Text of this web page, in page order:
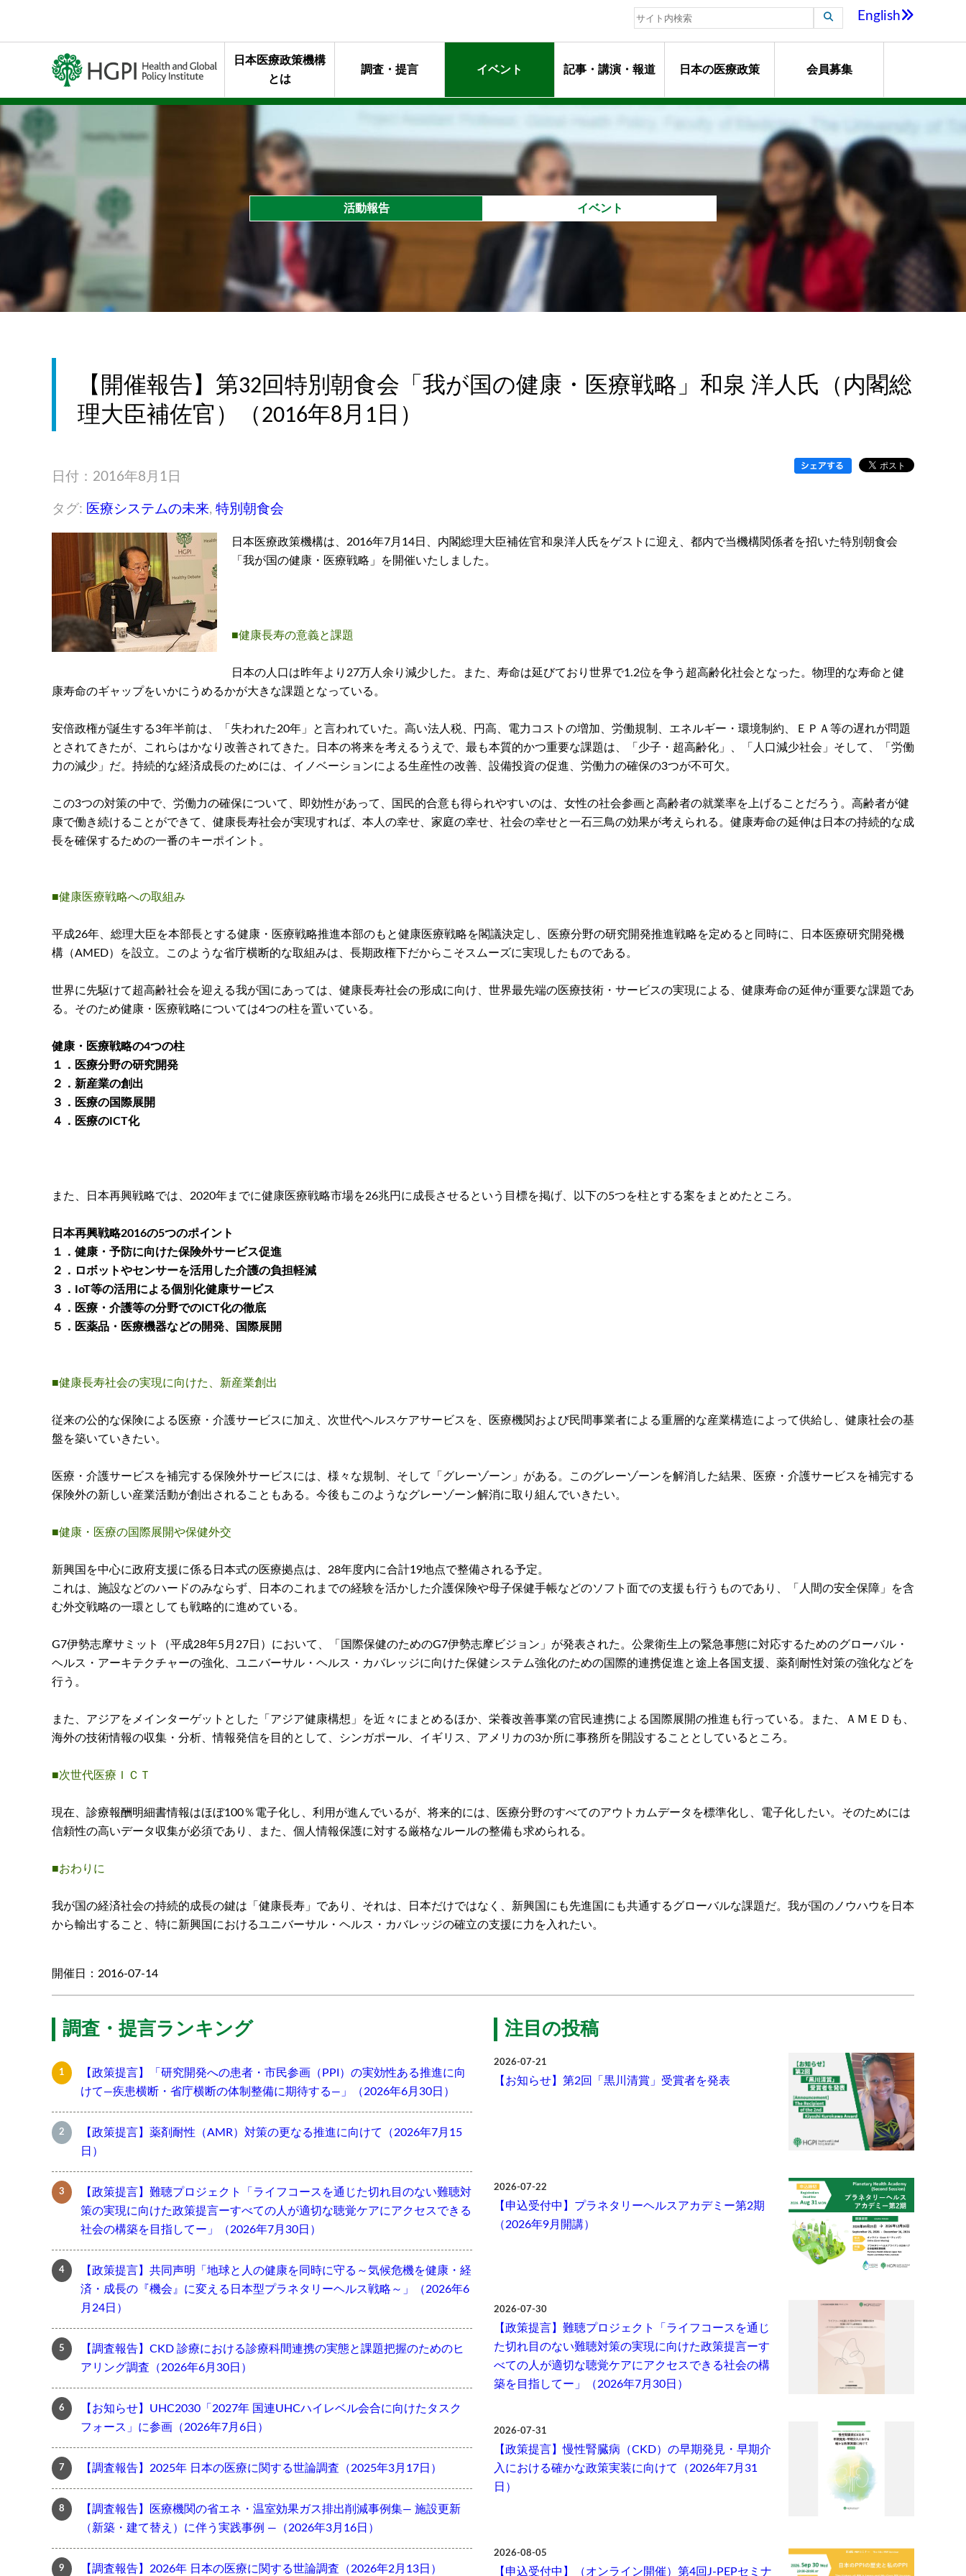
English
日本医療政策機構
とは
ミッション・行動指針
代表理事メッセージ
終身名誉チェアマンメッセージ
組織概要
年報・最近の活動
HGPIを支えるプロフェッショナル達
スタッフの声
HGPIのあゆみ
黒川清賞
調査・提言 イベント 記事・講演・報道 日本の医療政策 会員募集
活動報告 イベント
【開催報告】第32回特別朝食会「我が国の健康・医療戦略」和泉 洋人氏（内閣総
理大臣補佐官）（2016年8月1日）
日付：2016年8月1日
タグ: 医療システムの未来, 特別朝食会
日本医療政策機構は、2016年7月14日、内閣総理大臣補佐官和泉洋人氏をゲストに迎え、都内で当機構関係者を招いた特別朝食会
「我が国の健康・医療戦略」を開催いたしました。
■健康長寿の意義と課題
日本の人口は昨年より27万人余り減少した。また、寿命は延びており世界で1.2位を争う超高齢化社会となった。物理的な寿命と健
康寿命のギャップをいかにうめるかが大きな課題となっている。
安倍政権が誕生する3年半前は、「失われた20年」と言われていた。高い法人税、円高、電力コストの増加、労働規制、エネルギー・環境制約、ＥＰＡ等の遅れが問題
とされてきたが、これらはかなり改善されてきた。日本の将来を考えるうえで、最も本質的かつ重要な課題は、「少子・超高齢化」、「人口減少社会」そして、「労働
力の減少」だ。持続的な経済成長のためには、イノベーションによる生産性の改善、設備投資の促進、労働力の確保の3つが不可欠。
この3つの対策の中で、労働力の確保について、即効性があって、国民的合意も得られやすいのは、女性の社会参画と高齢者の就業率を上げることだろう。高齢者が健
康で働き続けることができて、健康長寿社会が実現すれば、本人の幸せ、家庭の幸せ、社会の幸せと一石三鳥の効果が考えられる。健康寿命の延伸は日本の持続的な成
長を確保するための一番のキーポイント。
■健康医療戦略への取組み
平成26年、総理大臣を本部長とする健康・医療戦略推進本部のもと健康医療戦略を閣議決定し、医療分野の研究開発推進戦略を定めると同時に、日本医療研究開発機
構（AMED）を設立。このような省庁横断的な取組みは、長期政権下だからこそスムーズに実現したものである。
世界に先駆けて超高齢社会を迎える我が国にあっては、健康長寿社会の形成に向け、世界最先端の医療技術・サービスの実現による、健康寿命の延伸が重要な課題であ
る。そのため健康・医療戦略については4つの柱を置いている。
健康・医療戦略の4つの柱
１．医療分野の研究開発
２．新産業の創出
３．医療の国際展開
４．医療のICT化
また、日本再興戦略では、2020年までに健康医療戦略市場を26兆円に成長させるという目標を掲げ、以下の5つを柱とする案をまとめたところ。
日本再興戦略2016の5つのポイント
１．健康・予防に向けた保険外サービス促進
２．ロボットやセンサーを活用した介護の負担軽減
３．IoT等の活用による個別化健康サービス
４．医療・介護等の分野でのICT化の徹底
５．医薬品・医療機器などの開発、国際展開
■健康長寿社会の実現に向けた、新産業創出
従来の公的な保険による医療・介護サービスに加え、次世代ヘルスケアサービスを、医療機関および民間事業者による重層的な産業構造によって供給し、健康社会の基
盤を築いていきたい。
医療・介護サービスを補完する保険外サービスには、様々な規制、そして「グレーゾーン」がある。このグレーゾーンを解消した結果、医療・介護サービスを補完する
保険外の新しい産業活動が創出されることもある。今後もこのようなグレーゾーン解消に取り組んでいきたい。
■健康・医療の国際展開や保健外交
新興国を中心に政府支援に係る日本式の医療拠点は、28年度内に合計19地点で整備される予定。
これは、施設などのハードのみならず、日本のこれまでの経験を活かした介護保険や母子保健手帳などのソフト面での支援も行うものであり、「人間の安全保障」を含
む外交戦略の一環としても戦略的に進めている。
G7伊勢志摩サミット（平成28年5月27日）において、「国際保健のためのG7伊勢志摩ビジョン」が発表された。公衆衛生上の緊急事態に対応するためのグローバル・
ヘルス・アーキテクチャーの強化、ユニバーサル・ヘルス・カバレッジに向けた保健システム強化のための国際的連携促進と途上各国支援、薬剤耐性対策の強化などを
行う。
また、アジアをメインターゲットとした「アジア健康構想」を近々にまとめるほか、栄養改善事業の官民連携による国際展開の推進も行っている。また、ＡＭＥＤも、
海外の技術情報の収集・分析、情報発信を目的として、シンガポール、イギリス、アメリカの3か所に事務所を開設することとしているところ。
■次世代医療ＩＣＴ
現在、診療報酬明細書情報はほぼ100％電子化し、利用が進んでいるが、将来的には、医療分野のすべてのアウトカムデータを標準化し、電子化したい。そのためには
信頼性の高いデータ収集が必須であり、また、個人情報保護に対する厳格なルールの整備も求められる。
■おわりに
我が国の経済社会の持続的成長の鍵は「健康長寿」であり、それは、日本だけではなく、新興国にも先進国にも共通するグローバルな課題だ。我が国のノウハウを日本
から輸出すること、特に新興国におけるユニバーサル・ヘルス・カバレッジの確立の支援に力を入れたい。
開催日：2016-07-14
調査・提言ランキング
【政策提言】「研究開発への患者・市民参画（PPI）の実効性ある推進に向
けて―疾患横断・省庁横断の体制整備に期待する―」（2026年6月30日）
【政策提言】薬剤耐性（AMR）対策の更なる推進に向けて（2026年7月15
日）
【政策提言】難聴プロジェクト「ライフコースを通じた切れ目のない難聴対
策の実現に向けた政策提言ーすべての人が適切な聴覚ケアにアクセスできる
社会の構築を目指してー」（2026年7月30日）
【政策提言】共同声明「地球と人の健康を同時に守る～気候危機を健康・経
済・成長の『機会』に変える日本型プラネタリーヘルス戦略～」（2026年6
月24日）
【調査報告】CKD 診療における診療科間連携の実態と課題把握のためのヒ
アリング調査（2026年6月30日）
【お知らせ】UHC2030「2027年 国連UHCハイレベル会合に向けたタスク
フォース」に参画（2026年7月6日）
【調査報告】2025年 日本の医療に関する世論調査（2025年3月17日）
【調査報告】医療機関の省エネ・温室効果ガス排出削減事例集― 施設更新
（新築・建て替え）に伴う実践事例 ―（2026年3月16日）
【調査報告】2026年 日本の医療に関する世論調査（2026年2月13日）
注目の投稿
2026-07-21
【お知らせ】第2回「黒川清賞」受賞者を発表
2026-07-22
【申込受付中】プラネタリーヘルスアカデミー第2期
（2026年9月開講）
2026-07-30
【政策提言】難聴プロジェクト「ライフコースを通じ
た切れ目のない難聴対策の実現に向けた政策提言ーす
べての人が適切な聴覚ケアにアクセスできる社会の構
築を目指してー」（2026年7月30日）
2026-07-31
【政策提言】慢性腎臓病（CKD）の早期発見・早期介
入における確かな政策実装に向けて（2026年7月31
日）
2026-08-05
【申込受付中】（オンライン開催）第4回J-PEPセミナ